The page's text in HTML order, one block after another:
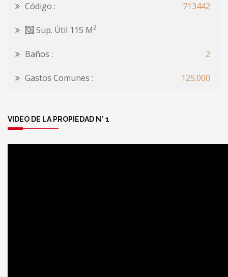
Código : 713442
Sup. Útil 115 M2
Baños : 2
Gastos Comunes : 125.000
VIDEO DE LA PROPIEDAD N° 1